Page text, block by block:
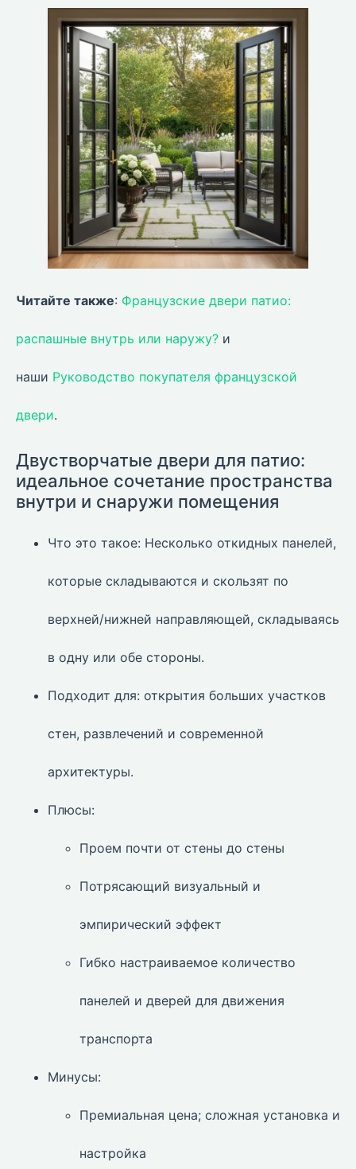
Читайте также: Французские двери патио:
распашные внутрь или наружу? и
наши Руководство покупателя французской
двери.
Двустворчатые двери для патио:
идеальное сочетание пространства
внутри и снаружи помещения
Что это такое: Несколько откидных панелей,
которые складываются и скользят по
верхней/нижней направляющей, складываясь
в одну или обе стороны.
Подходит для: открытия больших участков
стен, развлечений и современной
архитектуры.
Плюсы:
Проем почти от стены до стены
Потрясающий визуальный и
эмпирический эффект
Гибко настраиваемое количество
панелей и дверей для движения
транспорта
Минусы:
Премиальная цена; сложная установка и
настройка